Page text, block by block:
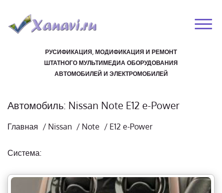
РУСИФИКАЦИЯ, МОДИФИКАЦИЯ И РЕМОНТ
ШТАТНОГО МУЛЬТИМЕДИА ОБОРУДОВАНИЯ
АВТОМОБИЛЕЙ И ЭЛЕКТРОМОБИЛЕЙ
Автомобиль: Nissan Note E12 e-Power
Главная / Nissan / Note / E12 e-Power
Система: